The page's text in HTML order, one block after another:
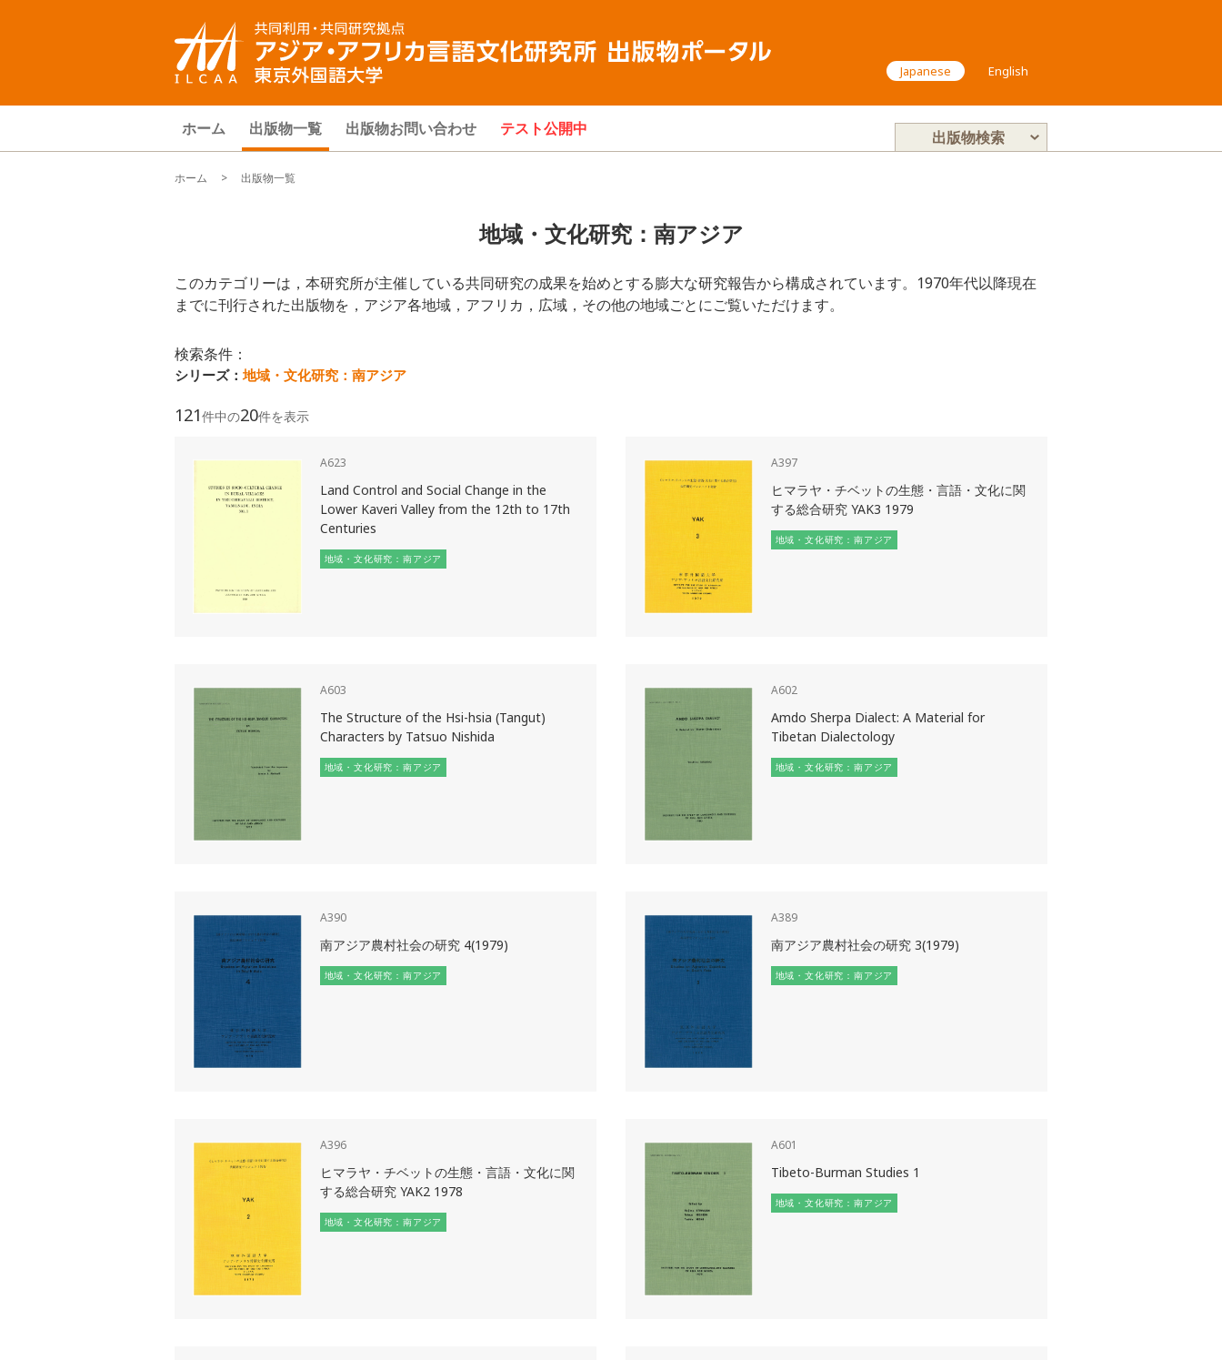
Japanese English
ホーム 出版物一覧 出版物お問い合わせ テスト公開中 出版物検索
ホーム > 出版物一覧
地域・文化研究：南アジア
このカテゴリーは，本研究所が主催している共同研究の成果を始めとする膨大な研究報告から構成されています。1970年代以降現在
までに刊行された出版物を，アジア各地域，アフリカ，広域，その他の地域ごとにご覧いただけます。
検索条件：
シリーズ：地域・文化研究：南アジア
121件中の20件を表示
A623
Land Control and Social Change in the
Lower Kaveri Valley from the 12th to 17th
Centuries
地域・文化研究：南アジア
A397
ヒマラヤ・チベットの生態・言語・文化に関
する総合研究 YAK3 1979
地域・文化研究：南アジア
A603
The Structure of the Hsi-hsia (Tangut)
Characters by Tatsuo Nishida
地域・文化研究：南アジア
A602
Amdo Sherpa Dialect: A Material for
Tibetan Dialectology
地域・文化研究：南アジア
A390
南アジア農村社会の研究 4(1979)
地域・文化研究：南アジア
A389
南アジア農村社会の研究 3(1979)
地域・文化研究：南アジア
A396
ヒマラヤ・チベットの生態・言語・文化に関
する総合研究 YAK2 1978
地域・文化研究：南アジア
A601
Tibeto-Burman Studies 1
地域・文化研究：南アジア